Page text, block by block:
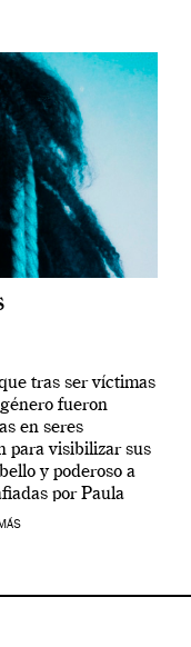
tras ser víctimas
fueron
en seres
para visibilizar sus
y poderoso a
por Paula